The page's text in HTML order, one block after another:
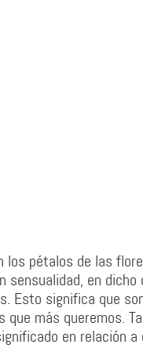
los pétalos de las
sensualidad, en dicho
Esto significa que
más queremos.
en relación a